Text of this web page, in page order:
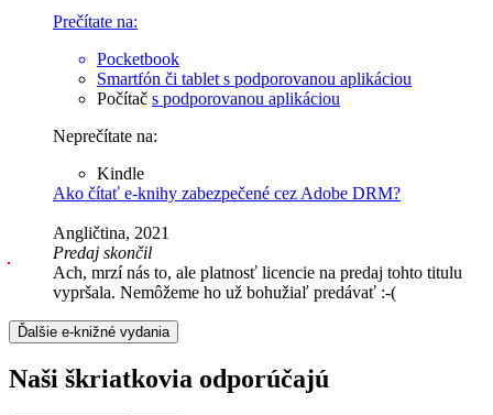
Prečítate na:
Pocketbook
Smartfón či tablet s podporovanou aplikáciou
Počítač s podporovanou aplikáciou
Neprečítate na:
Kindle
Ako čítať e-knihy zabezpečené cez Adobe DRM?
Angličtina, 2021
Predaj skončil
Ach, mrzí nás to, ale platnosť licencie na predaj tohto titulu
vypršala. Nemôžeme ho už bohužiaľ predávať :-(
Ďalšie e-knižné vydania
Naši škriatkovia odporúčajú